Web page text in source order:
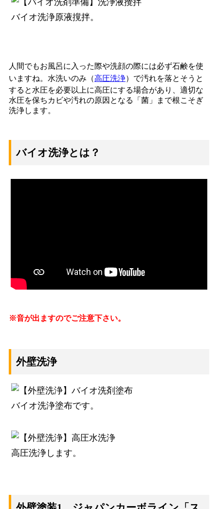
バイオ洗浄原液撹拌。
人間でもお風呂に入った際や洗顔の際には必ず石鹸を使
いますね。水洗いのみ（高圧洗浄）で汚れを落とそうと
すると水圧を必要以上に高圧にする場合があり、適切な
水圧を保ちカビや汚れの原因となる「菌」まで根こそぎ
洗浄します。
バイオ洗浄とは？
※音が出ますのでご注意下さい。
外壁洗浄
バイオ洗浄塗布です。
高圧洗浄します。